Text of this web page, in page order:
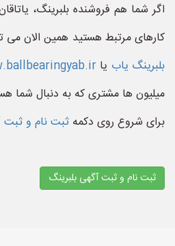
اگر شما هم فروشنده بلبرینگ،
کارهای مرتبط هستید همین الان می
بلبرینگ یاب یا
میلیون ها مشتری که به دنبال شما
برای شروع روی دکمه ثبت نام و ثبت
ثبت نام و ثبت آگهی بلبرینگ